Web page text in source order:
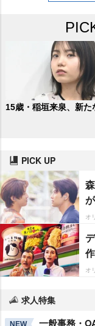
15歳・稲垣来泉、新た
PICK UP
オ
オ
求人特集
NEW
一般事務・